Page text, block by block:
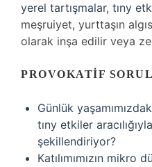
yerel tartışmalar, tıny
meşruiyet, yurttaşın
olarak inşa edilir veya
PROVOKATIF
Günlük
tıny etkiler
şekillendiriyor?
Katılımımızın